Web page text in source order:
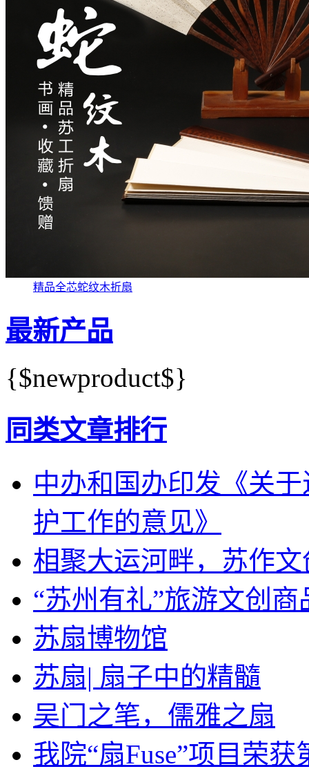
精品全芯蛇纹木折扇
最新产品
{$newproduct$}
同类文章排行
中办和国办印发《关
护工作的意见》
相聚大运河畔，苏作
“苏州有礼”旅游文创
苏扇博物馆
苏扇| 扇子中的精髓
吴门之笔，儒雅之扇
我院“扇Fuse”项目荣